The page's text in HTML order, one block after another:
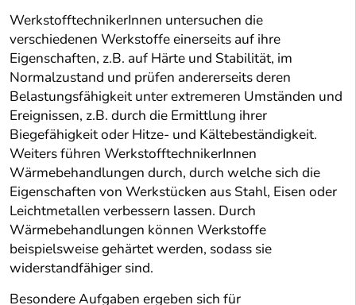
WerkstofftechnikerInnen untersuchen die
verschiedenen Werkstoffe einerseits auf ihre
Eigenschaften, z.B. auf Härte und Stabilität, im
Normalzustand und prüfen andererseits deren
Belastungsfähigkeit unter extremeren Umständen und
Ereignissen, z.B. durch die Ermittlung ihrer
Biegefähigkeit oder Hitze- und Kältebeständigkeit.
Weiters führen WerkstofftechnikerInnen
Wärmebehandlungen durch, durch welche sich die
Eigenschaften von Werkstücken aus Stahl, Eisen oder
Leichtmetallen verbessern lassen. Durch
Wärmebehandlungen können Werkstoffe
beispielsweise gehärtet werden, sodass sie
widerstandfähiger sind.
Besondere Aufgaben ergeben sich für